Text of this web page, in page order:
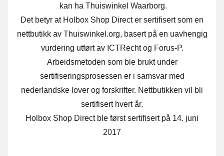
kan ha Thuiswinkel Waarborg.
Det betyr at Holbox Shop Direct er sertifisert som en
nettbutikk av Thuiswinkel.org, basert på en uavhengig
vurdering utført av ICTRecht og Forus-P.
Arbeidsmetoden som ble brukt under
sertifiseringsprosessen er i samsvar med
nederlandske lover og forskrifter. Nettbutikken vil bli
sertifisert hvert år.
Holbox Shop Direct ble først sertifisert på 14. juni
2017